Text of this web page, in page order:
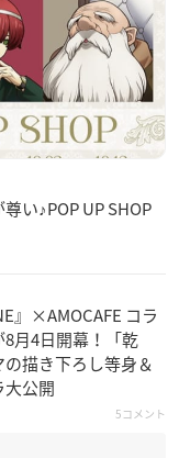
い♪POP UP SHOP
』×AMOCAFE コラ
8月4日開幕！「乾
描き下ろし等身＆
大公開
5コメント